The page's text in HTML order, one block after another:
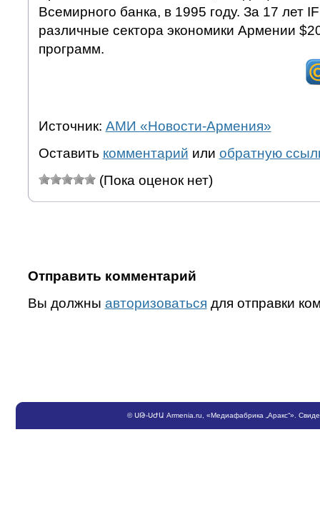
Всемирного банка, в 1995 году. За 17 лет
различные сектора экономики Армении
программ.
Источник: АМИ «Новости-Армения»
Оставить комментарий или обратную
(Пока оценок нет)
Отправить комментарий
Вы должны авторизоваться для отправки
©ՍԹ-ՍԺԱ Armenia.ru , «Медиафабрика „Аракс“».